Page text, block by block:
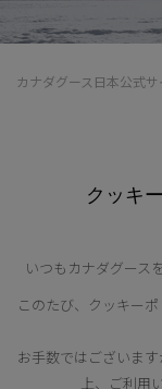
サマ
日本限
メイ
サマ
日本限
メイ
カナダグース日本公式サ
クッキ
いつもカナダグース
このたび、クッキー
お手数ではございま
上、ご利用